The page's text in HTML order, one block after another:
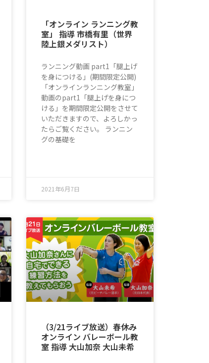
「オンライン ランニング教
室」 指導 市橋有里（世界
陸上銀メダリスト）
ランニング動画 part1「腿上げ
を身につける」(期間限定公開)
「オンラインランニング教室」
動画のpart1「腿上げを身につ
ける」を期間限定公開をさせて
いただきますので、よろしかっ
たらご覧ください。 ランニン
グの基礎を
2021年6月7日
（3/21ライブ放送）春休み
オンライン バレーボール教
室 指導 大山加奈 大山未希